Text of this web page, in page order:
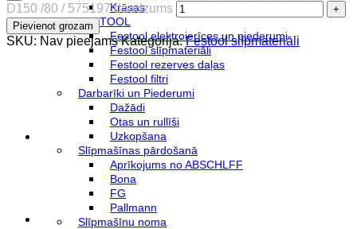
Krāsas
FESTOOL
Festool elektroierīces un piederumi
Festool slīpmateriāli
Festool rezerves daļas
Festool filtri
Darbarīki un Piederumi
Dažādi
Otas un rullīši
Uzkopšana
Slīpmašīnas pārdošanā
Aprīkojums no ABSCHLFF
Bona
FG
Pallmann
Slīpmašīnu noma
D150 /80 / 575197 daudzums
Pievienot grozam
SKU: Nav pieejams Kategorija:Festool slīpmateriāli